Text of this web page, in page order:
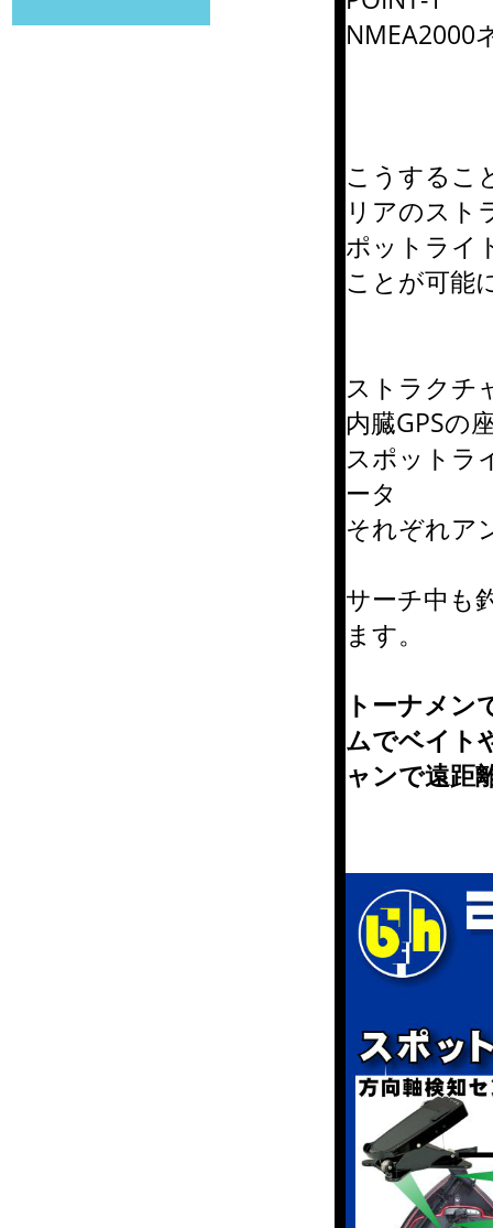
NMEA2000
こうするこ
リアのスト
ポットライ
ことが可能
ストラクチ
内臓GPSの
スポットラ
ータ
それぞれア
サーチ中も
ます。
トーナメ
ムでベイト
ャンで遠距